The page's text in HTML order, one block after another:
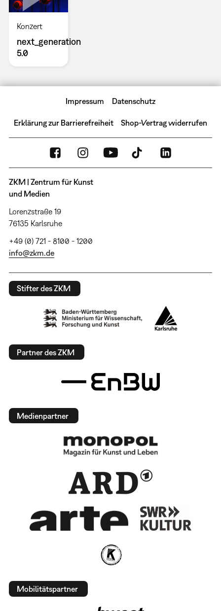
Konzert
next_generation
5.0
Impressum Datenschutz
Erklärung zur Barrierefreiheit Shop-Vertrag widerrufen
ZKM | Zentrum für Kunst
und Medien
Lorenzstraße 19
76135 Karlsruhe
+49 (0) 721 - 8100 - 1200
info@zkm.de
Stifter des ZKM
Partner des ZKM
Medienpartner
Mobilitätspartner